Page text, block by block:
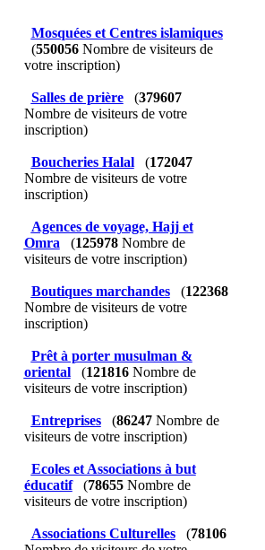
Mosquées et Centres islamiques
(550056Nombre de visiteurs de
votre inscription)
Salles de prière (379607
Nombre de visiteurs de votre
inscription)
Boucheries Halal (172047
Nombre de visiteurs de votre
inscription)
Agences de voyage, Hajj et
Omra
(125978Nombre de
visiteurs de votre inscription)
Boutiques marchandes (122368
Nombre de visiteurs de votre
inscription)
Prêt à porter musulman &
oriental
(121816Nombre de
visiteurs de votre inscription)
Entreprises (86247Nombre de
visiteurs de votre inscription)
Ecoles et Associations à but
éducatif
(78655Nombre de
visiteurs de votre inscription)
Associations Culturelles (78106